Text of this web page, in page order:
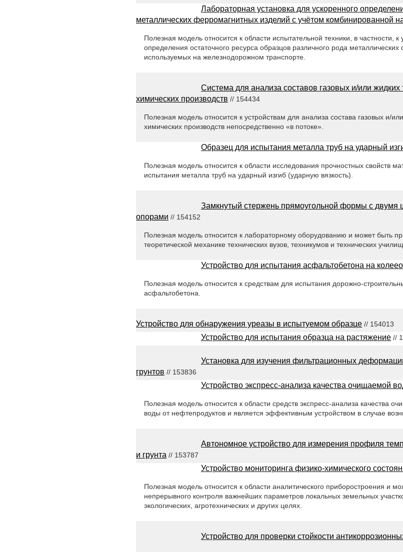
Лабораторная установка для ускоренного
металлических ферромагнитных изделий с учётом комбинированной
Полезная модель относится к области испытательной техники, в частности,
определения остаточного ресурса образцов различного рода
используемых на железнодорожном транспорте.
Система для анализа составов газовых и/или жидких
химических производств // 154434
Полезная модель относится к устройствам для анализа состава газовых и/
химических производств непосредственно «в потоке».
Образец для испытания металла труб на ударный
Полезная модель относится к области исследования прочностных свойств
испытания металла труб на ударный изгиб (ударную вязкость).
Замкнутый стержень прямоугольной формы с
опорами // 154152
Полезная модель относится к лабораторному оборудованию и может быть
теоретической механике технических вузов, техникумов и технических училищ.
Устройство для испытания асфальтобетона на
Полезная модель относится к средствам для испытания дорожно-
асфальтобетона.
Устройство для обнаружения уреазы в испытуемом образце // 154013
Устройство для испытания образца на растяжение //
Установка для изучения фильтрационных
грунтов // 153836
Устройство экспресс-анализа качества очищаемой
Полезная модель относится к области средств экспресс-анализа качества
воды от нефтепродуктов и является эффективным устройством в случае
Автономное устройство для измерения профиля
и грунта // 153787
Устройство мониторинга физико-химического
Полезная модель относится к области аналитического приборостроения и
непрерывного контроля важнейших параметров локальных земельных
экологических, агротехнических и других целях.
Устройство для проверки стойкости